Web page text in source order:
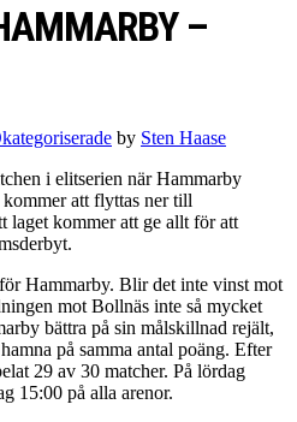
–
by Sten Haase
i elitserien när Hammarby
att flyttas ner till
laget kommer att ge allt för att
Hammarby. Blir det inte vinst mot
mot Bollnäs inte så mycket
bättra på sin målskillnad rejält,
på samma antal poäng. Efter
29 av 30 matcher. På lördag
15:00 på alla arenor.